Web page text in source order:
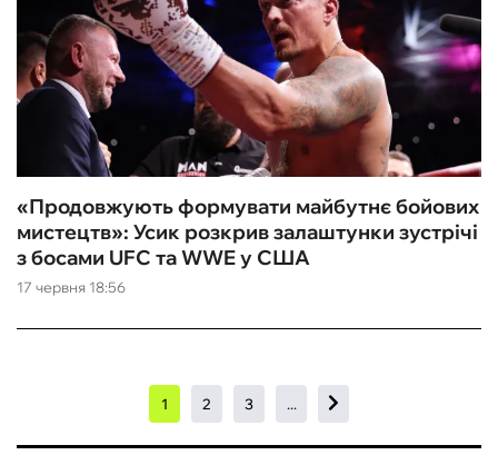
17 червня 18:56
«Продовжують формувати майбутнє бойових
мистецтв»: Усик розкрив залаштунки зустрічі
з босами UFC та WWE у США
1 2 3 ...